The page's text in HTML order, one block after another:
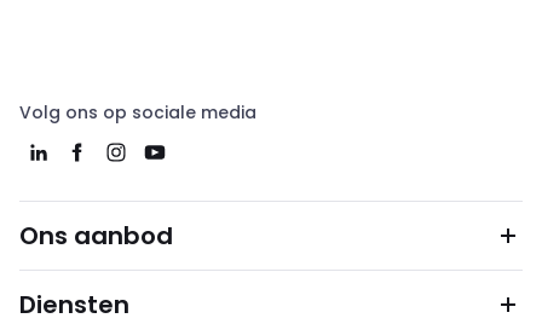
Volg ons op sociale media
Ons aanbod
Diensten